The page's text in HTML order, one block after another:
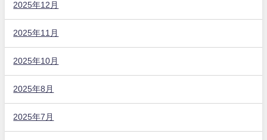
2025年12月
2025年11月
2025年10月
2025年8月
2025年7月